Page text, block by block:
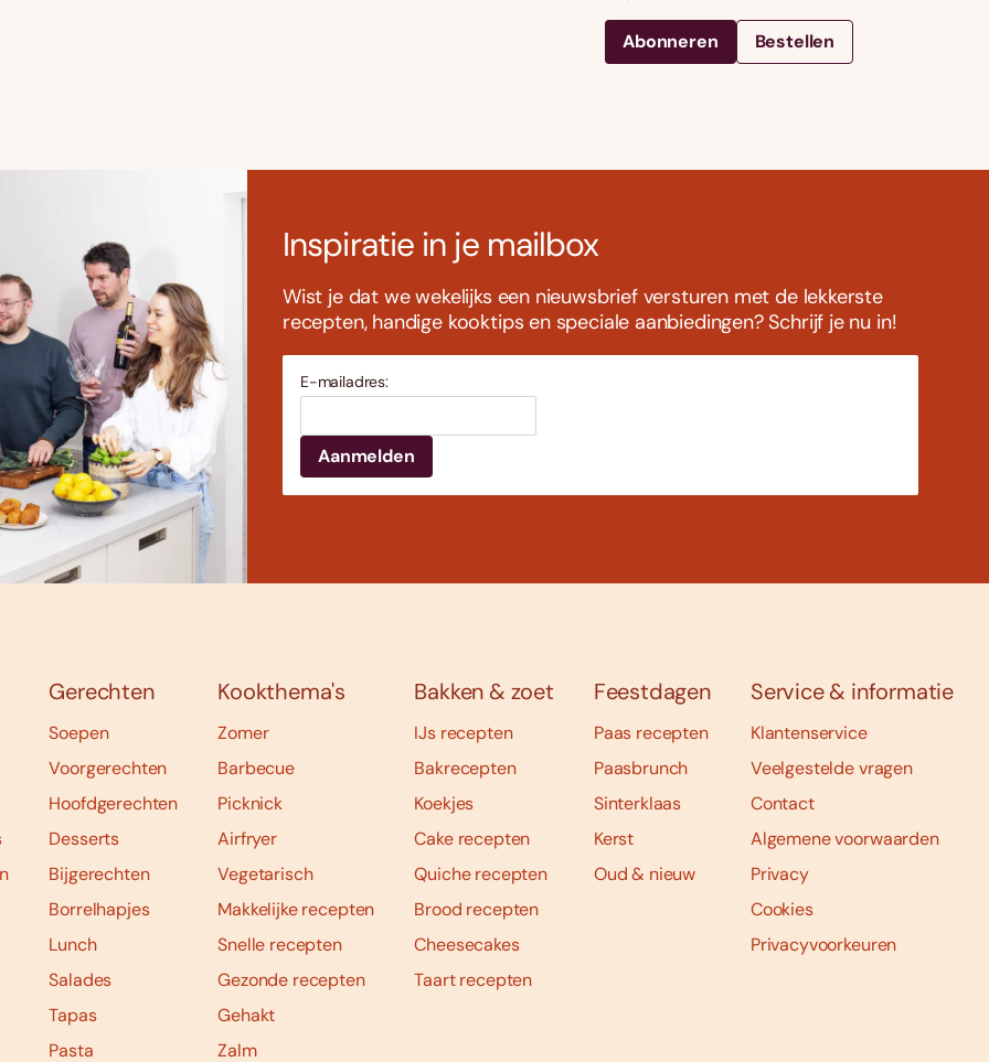
Abonneren Bestellen
Inspiratie in je mailbox
Wist je dat we wekelijks een nieuwsbrief versturen met de lekkerste
recepten, handige kooktips en speciale aanbiedingen? Schrijf je nu in!
E-mailadres:
Gerechten
Soepen
Voorgerechten
Hoofdgerechten
Desserts
Bijgerechten
Borrelhapjes
Lunch
Salades
Tapas
Pasta
Kookthema's
Zomer
Barbecue
Picknick
Airfryer
Vegetarisch
Makkelijke recepten
Snelle recepten
Gezonde recepten
Gehakt
Zalm
Bakken & zoet
IJs recepten
Bakrecepten
Koekjes
Cake recepten
Quiche recepten
Brood recepten
Cheesecakes
Taart recepten
Feestdagen
Paas recepten
Paasbrunch
Sinterklaas
Kerst
Oud & nieuw
Service & informatie
Klantenservice
Veelgestelde vragen
Contact
Algemene voorwaarden
Privacy
Cookies
Privacyvoorkeuren